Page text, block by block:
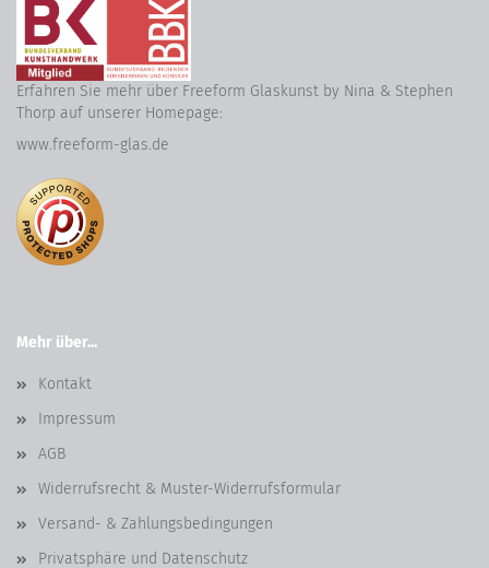
Erfahren Sie mehr über Freeform Glaskunst by Nina & Stephen
Thorp auf unserer Homepage:
www.freeform-glas.de
Mehr über...
Kontakt
Impressum
AGB
Widerrufsrecht & Muster-Widerrufsformular
Versand- & Zahlungsbedingungen
Privatsphäre und Datenschutz